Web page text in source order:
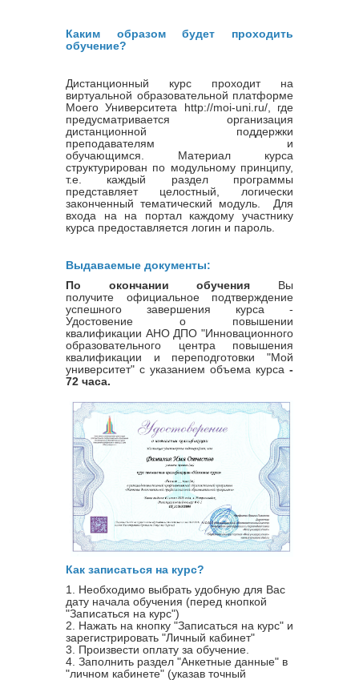
Каким образом будет проходить
обучение?
Дистанционный курс проходит на
виртуальной образовательной платформе
Моего Университета http://moi-uni.ru/, где
предусматривается организация
дистанционной поддержки
преподавателям и
обучающимся. Материал курса
структурирован по модульному принципу,
т.е. каждый раздел программы
представляет целостный, логически
законченный тематический модуль. Для
входа на на портал каждому участнику
курса предоставляется логин и пароль.
Выдаваемые документы:
По окончании обучения Вы
получите официальное подтверждение
успешного завершения курса -
Удостовение о повышении
квалификации АНО ДПО "Инновационного
образовательного центра повышения
квалификации и переподготовки "Мой
университет" с указанием объема курса -
72 часа.
Как записаться на курс?
1. Необходимо выбрать удобную для Вас
дату начала обучения (перед кнопкой
"Записаться на курс")
2. Нажать на кнопку "Записаться на курс" и
зарегистрировать "Личный кабинет"
3. Произвести оплату за обучение.
4. Заполнить раздел "Анкетные данные" в
"личном кабинете" (указав точный